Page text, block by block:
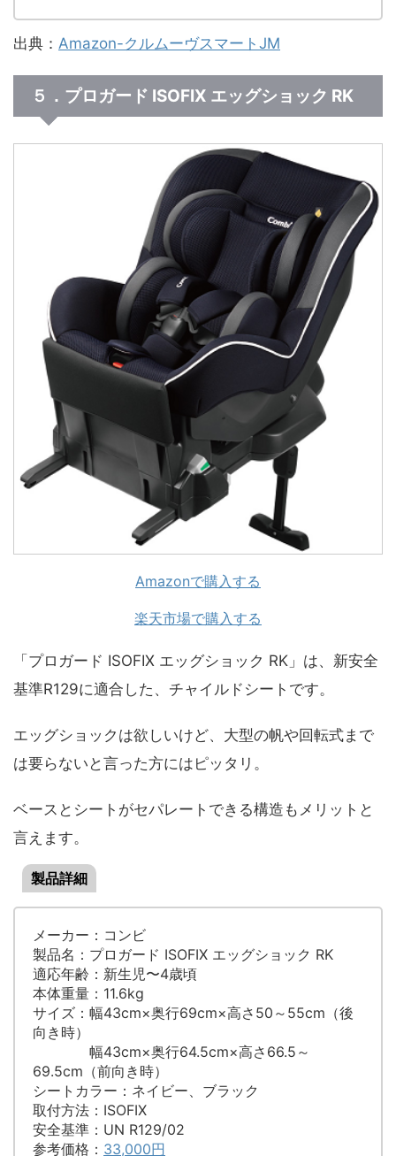
出典： Amazon-クルムーヴスマートJM
５．プロガード ISOFIX エッグショック RK
Amazonで購入する
楽天市場で購入する
「プロガード ISOFIX エッグショック RK」は、新安全
基準R129に適合した、チャイルドシートです。
エッグショックは欲しいけど、大型の帆や回転式まで
は要らないと言った方にはピッタリ。
ベースとシートがセパレートできる構造もメリットと
言えます。
製品詳細
メーカー：コンビ
製品名：プロガード ISOFIX エッグショック RK
適応年齢：新生児〜4歳頃
本体重量：11.6kg
サイズ：幅43cm×奥行69cm×高さ50～55cm（後
向き時）
幅43cm×奥行64.5cm×高さ66.5～
69.5cm（前向き時）
シートカラー：ネイビー、ブラック
取付方法：ISOFIX
安全基準：UN R129/02
参考価格： 33,000円